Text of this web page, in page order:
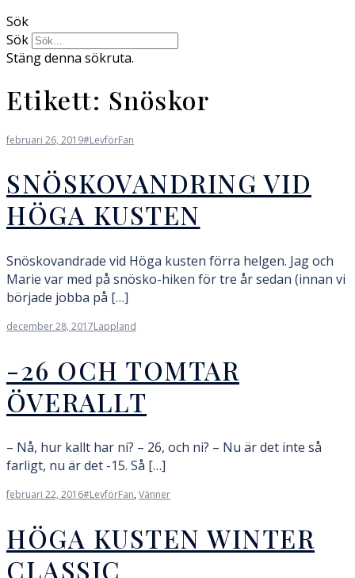
Sök
Sök
Stäng denna sökruta.
Etikett: Snöskor
februari 26, 2019#LevförFan
SNÖSKOVANDRING VID
HÖGA KUSTEN
Snöskovandrade vid Höga kusten förra helgen. Jag och
Marie var med på snösko-hiken för tre år sedan (innan vi
började jobba på […]
december 28, 2017Lappland
-26 OCH TOMTAR
ÖVERALLT
– Nå, hur kallt har ni? – 26, och ni? – Nu är det inte så
farligt, nu är det -15. Så […]
februari 22, 2016#LevförFan,Vänner
HÖGA KUSTEN WINTER
CLASSIC